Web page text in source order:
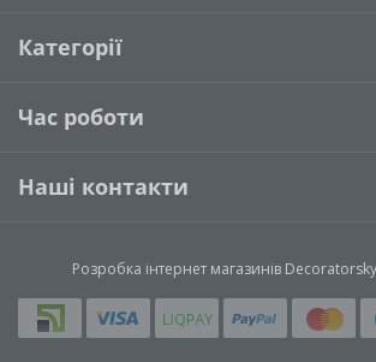
Категорії
Час роботи
Наші контакти
Розробка інтернет магазинів